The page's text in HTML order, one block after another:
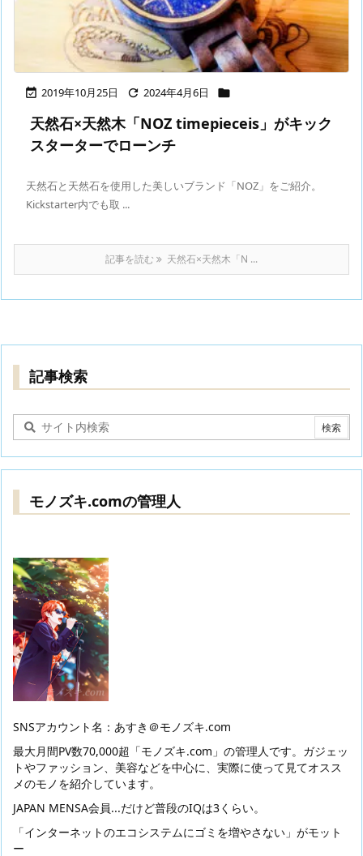
 2019年10月25日  2024年4月6日 
天然石×天然木「NOZ timepieceis」がキック
スターターでローンチ
天然石と天然石を使用した美しいブランド「NOZ」をご紹介。
Kickstarter内でも取 ...
記事を読む 天然石×天然木「N ...
記事検索
モノズキ.comの管理人
SNSアカウント名：あすき＠モノズキ.com
最大月間PV数70,000超「モノズキ.com」の管理人です。ガジェッ
トやファッション、美容などを中心に、実際に使って見てオスス
メのモノを紹介しています。
JAPAN MENSA会員...だけど普段のIQは3くらい。
「インターネットのエコシステムにゴミを増やさない」がモット
ー